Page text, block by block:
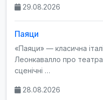
29.08.2026
Паяци
«Паяци» — класична
Леонкавалло про
сценічні …
28.08.2026